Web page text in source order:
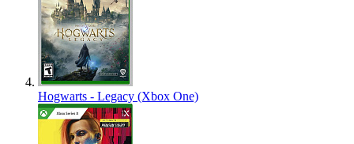
Hogwarts - Legacy (Xbox One)